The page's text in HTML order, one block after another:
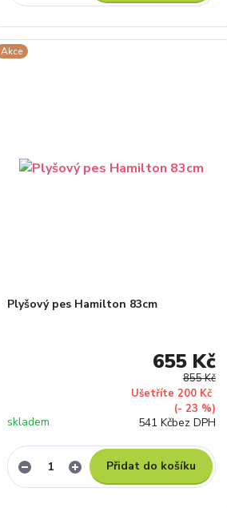
Akce
Plyšový pes Hamilton 83cm
855 Kč
Ušetříte 200 Kč
(- 23 %)
655 Kč
541 Kčbez DPH
skladem
Přidat do košíku